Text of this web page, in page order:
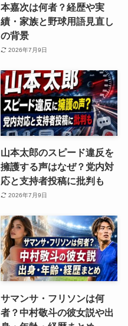
本嘉次は何者？経歴や実
績・家族と野球用語見直し
の背景
2026年7月9日
山本太郎のスピード違反を
擁護する声はなぜ？党内対
応と支持者投稿に批判も
2026年7月9日
サマンサ・フリソンは何
者？中村敬斗の彼女説や出